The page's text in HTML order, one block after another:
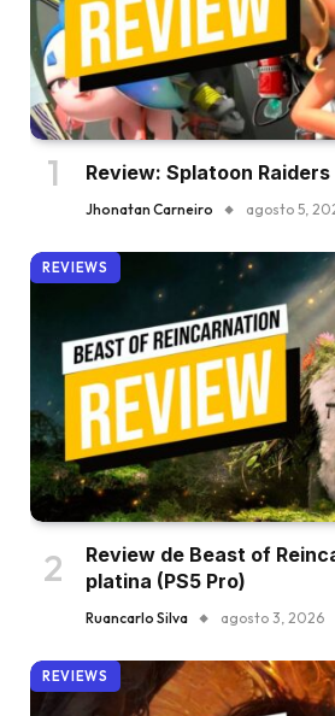
Review: Splatoon
Jhonatan Carneiro agosto 5,
REVIEWS
Review de Beast of
platina (PS5 Pro)
Ruancarlo Silva agosto 3, 2026
REVIEWS